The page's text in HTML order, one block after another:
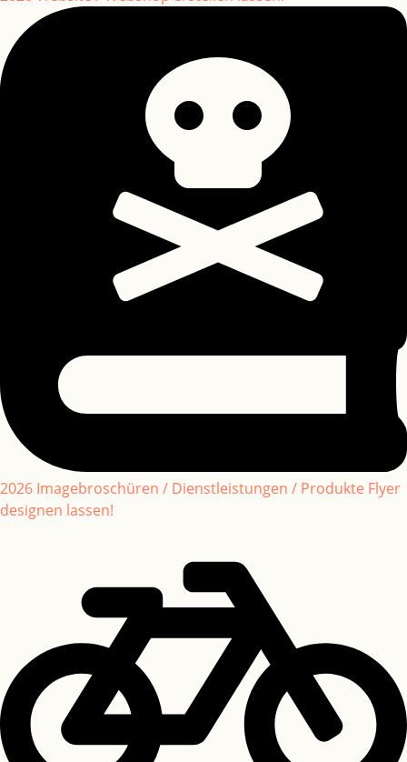
2026 Imagebroschüren / Dienstleistungen / Produkte Flyer
designen lassen!